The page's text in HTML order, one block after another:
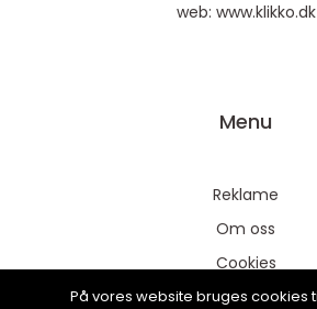
web: www.klikko.dk
Menu
Reklame
Om oss
Cookies
Kontakt Oss
På vores website bruges cookies